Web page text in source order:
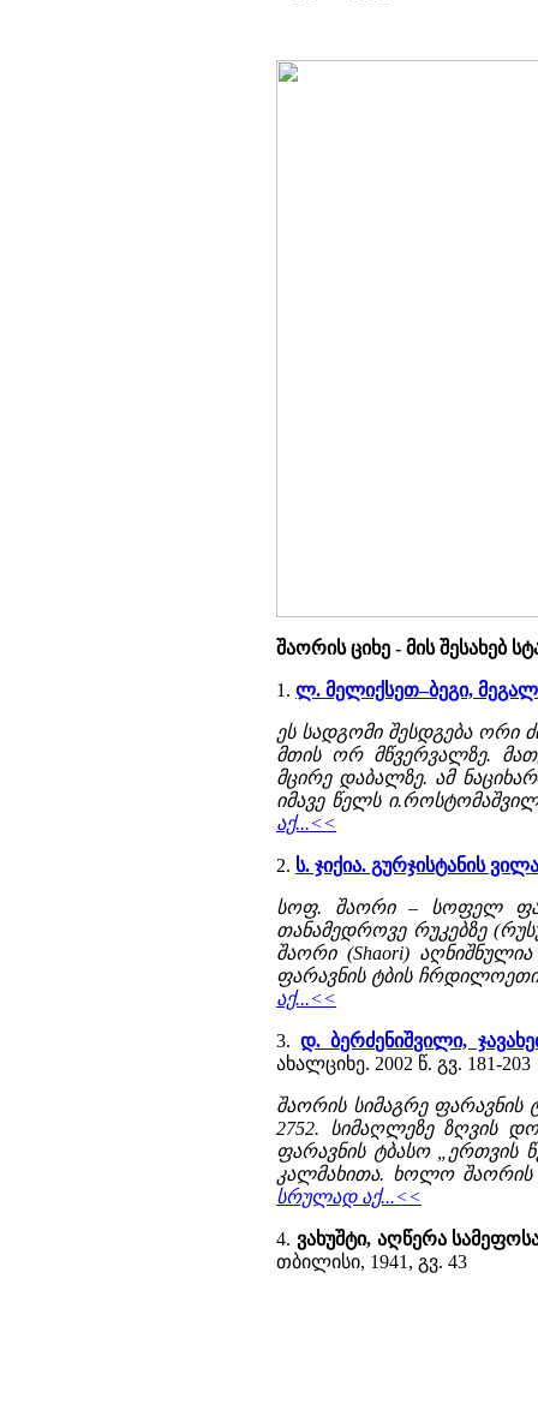
შაორის ციხე - მის შესახებ
1. ლ. მელიქსეთ–ბეგი,
ეს სადგომი შესდგება ორი
მთის ორ მწვერვალზე.
მცირე დაბალზე. ამ
იმავე წელს
აქ...<<
2. ს. ჯიქია. გურჯისტანის
სოფ. შაორი – სოფელ
თანამედროვე რუკებზე
შაორი (Shaori)
ფარავნის ტბის
აქ...<<
3.დ. ბერძენიშვილი,
ახალციხე. 2002 წ. გვ. 181-203
შაორის სიმაგრე
2752. სიმაღლეზე ზღვის
ფარავნის ტბასო „ერთვის
კალმახითა. ხოლო შაორის
სრულად აქ...<<
4. ვახუშტი, აღწერა
თბილისი, 1941, გვ. 43